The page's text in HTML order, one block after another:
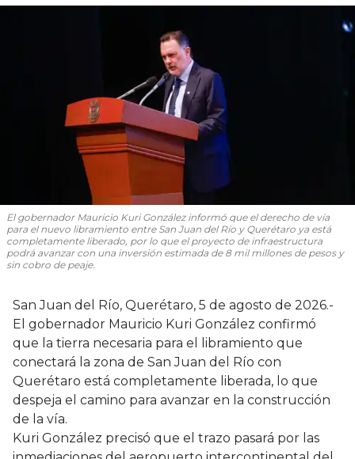
El gobernador Mauricio Kuri González informó que el derecho de vía
para el nuevo libramiento entre San Juan del Río y Querétaro ya está
completamente liberado, por lo que el proyecto de infraestructura
podrá avanzar con una inversión estimada de 8 mil millones de pesos y
sin cobro de peaje.
San Juan del Río, Querétaro, 5 de agosto de 2026.-
El gobernador Mauricio Kuri González confirmó
que la tierra necesaria para el libramiento que
conectará la zona de San Juan del Río con
Querétaro está completamente liberada, lo que
despeja el camino para avanzar en la construcción
de la vía.
Kuri González precisó que el trazo pasará por las